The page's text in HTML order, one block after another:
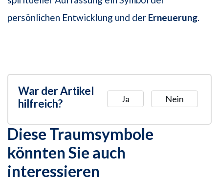
persönlichen Entwicklung und der Erneuerung
War der Artikel
hilfreich?
Ja Nein
Diese Traumsymbole
könnten Sie auch
interessieren